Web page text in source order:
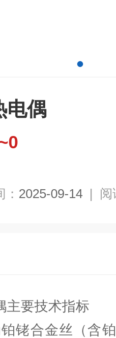
电偶
2025-09-14 | 阅
主要技术指标
铑合金丝（含